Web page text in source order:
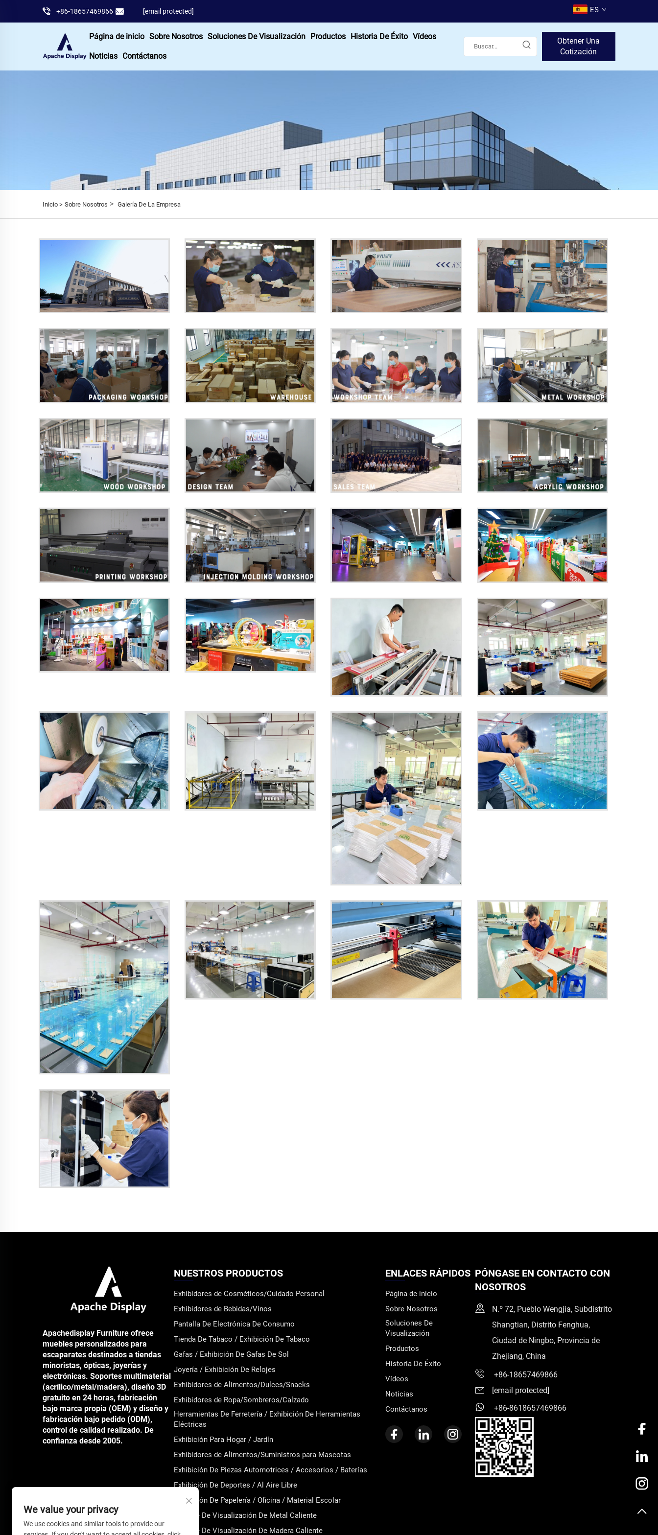
+86-18657469866 [email protected] ES
Página de inicio Sobre Nosotros Soluciones De Visualización Productos Historia De Éxito Vídeos
Noticias Contáctanos
Obtener Una
Cotización
Inicio > Sobre Nosotros > Galería De La Empresa
Apachedisplay Furniture ofrece
muebles personalizados para
escaparates destinados a tiendas
minoristas, ópticas, joyerías y
electrónicas. Soportes multimaterial
(acrílico/metal/madera), diseño 3D
gratuito en 24 horas, fabricación
bajo marca propia (OEM) y diseño y
fabricación bajo pedido (ODM),
control de calidad realizado. De
confianza desde 2005.
NUESTROS PRODUCTOS
Exhibidores de Cosméticos/Cuidado Personal
Exhibidores de Bebidas/Vinos
Pantalla De Electrónica De Consumo
Tienda De Tabaco / Exhibición De Tabaco
Gafas / Exhibición De Gafas De Sol
Joyería / Exhibición De Relojes
Exhibidores de Alimentos/Dulces/Snacks
Exhibidores de Ropa/Sombreros/Calzado
Herramientas De Ferretería / Exhibición De Herramientas
Eléctricas
Exhibición Para Hogar / Jardín
Exhibidores de Alimentos/Suministros para Mascotas
Exhibición De Piezas Automotrices / Accesorios / Baterías
Exhibición De Deportes / Al Aire Libre
Exhibición De Papelería / Oficina / Material Escolar
Soporte De Visualización De Metal Caliente
Soporte De Visualización De Madera Caliente
ENLACES RÁPIDOS
Página de inicio
Sobre Nosotros
Soluciones De
Visualización
Productos
Historia De Éxito
Vídeos
Noticias
Contáctanos
PÓNGASE EN CONTACTO CON
NOSOTROS
N.º 72, Pueblo Wengjia, Subdistrito
Shangtian, Distrito Fenghua,
Ciudad de Ningbo, Provincia de
Zhejiang, China
+86-18657469866
[email protected]
+86-8618657469866
We value your privacy
We use cookies and similar tools to provide our